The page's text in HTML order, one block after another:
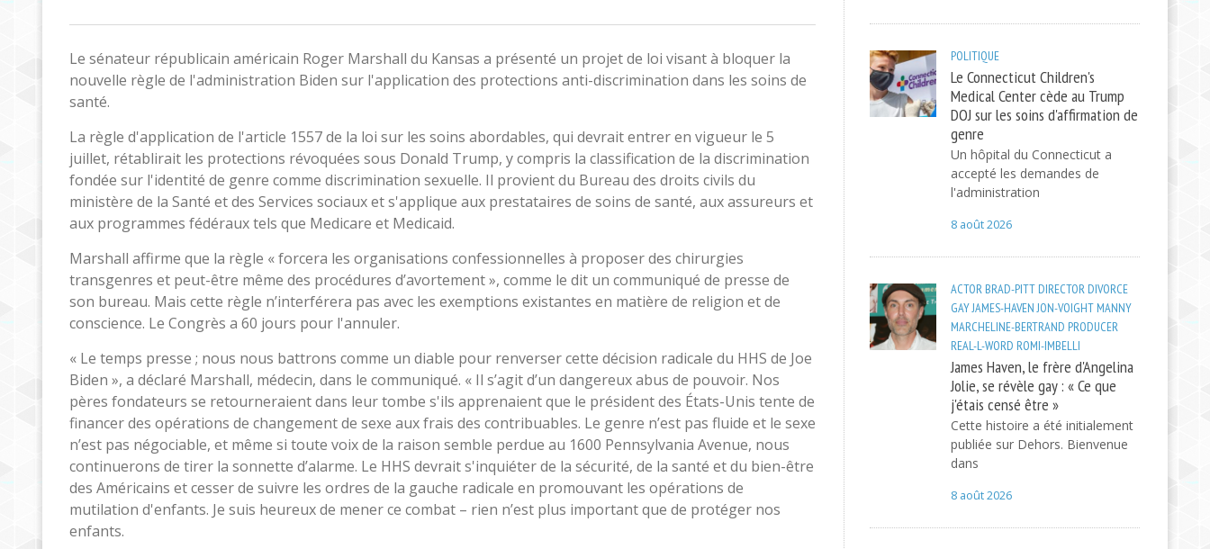
Le sénateur républicain américain Roger Marshall du Kansas a présenté un projet de loi visant à bloquer la
nouvelle règle de l'administration Biden sur l'application des protections anti-discrimination dans les soins de
santé.
La règle d'application de l'article 1557 de la loi sur les soins abordables, qui devrait entrer en vigueur le 5
juillet, rétablirait les protections révoquées sous Donald Trump, y compris la classification de la discrimination
fondée sur l'identité de genre comme discrimination sexuelle. Il provient du Bureau des droits civils du
ministère de la Santé et des Services sociaux et s'applique aux prestataires de soins de santé, aux assureurs et
aux programmes fédéraux tels que Medicare et Medicaid.
Marshall affirme que la règle « forcera les organisations confessionnelles à proposer des chirurgies
transgenres et peut-être même des procédures d’avortement », comme le dit un communiqué de presse de
son bureau. Mais cette règle n’interférera pas avec les exemptions existantes en matière de religion et de
conscience. Le Congrès a 60 jours pour l'annuler.
« Le temps presse ; nous nous battrons comme un diable pour renverser cette décision radicale du HHS de Joe
Biden », a déclaré Marshall, médecin, dans le communiqué. « Il s’agit d’un dangereux abus de pouvoir. Nos
pères fondateurs se retourneraient dans leur tombe s'ils apprenaient que le président des États-Unis tente de
financer des opérations de changement de sexe aux frais des contribuables. Le genre n’est pas fluide et le sexe
n’est pas négociable, et même si toute voix de la raison semble perdue au 1600 Pennsylvania Avenue, nous
continuerons de tirer la sonnette d’alarme. Le HHS devrait s'inquiéter de la sécurité, de la santé et du bien-être
des Américains et cesser de suivre les ordres de la gauche radicale en promouvant les opérations de
mutilation d'enfants. Je suis heureux de mener ce combat – rien n’est plus important que de protéger nos
enfants.
POLITIQUE
Le Connecticut Children's
Medical Center cède au Trump
DOJ sur les soins d'affirmation de
genre
Un hôpital du Connecticut a
accepté les demandes de
l'administration
8 août 2026
ACTOR BRAD-PITT DIRECTOR DIVORCE
GAYJAMES-HAVEN JON-VOIGHT MANNY
MARCHELINE-BERTRAND PRODUCER
REAL-L-WORD ROMI-IMBELLI
James Haven, le frère d'Angelina
Jolie, se révèle gay : « Ce que
j'étais censé être »
Cette histoire a été initialement
publiée sur Dehors. Bienvenue
dans
8 août 2026